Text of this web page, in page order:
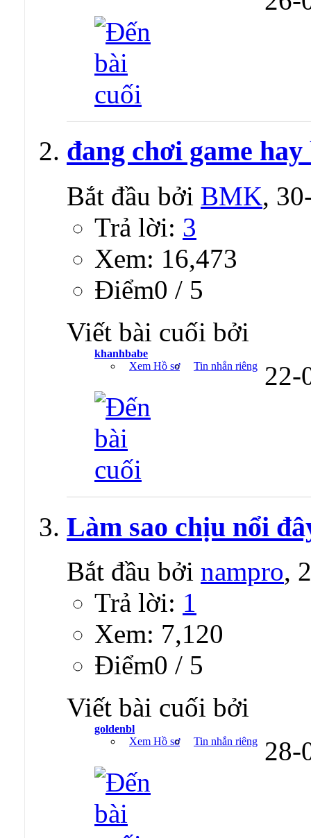
đang chơi game
Bắt đầu bởi BMK,
Trả lời: 3
Xem: 16,473
Ðiểm0 / 5
Viết bài cuối bởi
khanhbabe
Xem Hồ sơ
Tin nhắn riêng 22-
Làm sao chịu nổi
Bắt đầu bởi nampro,
Trả lời: 1
Xem: 7,120
Ðiểm0 / 5
Viết bài cuối bởi
goldenbl
Xem Hồ sơ
Tin nhắn riêng 28-